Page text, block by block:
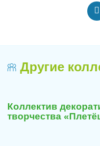
Другие
Коллектив
творчества